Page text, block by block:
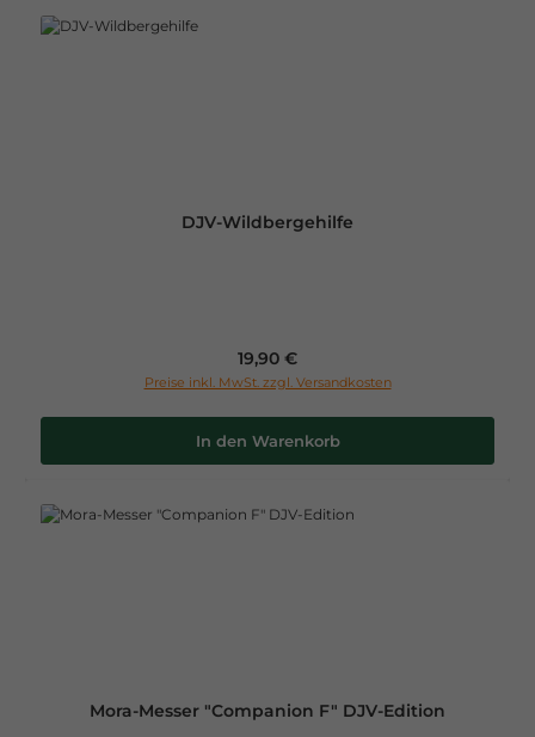
DJV-Wildbergehilfe
Regulärer Preis:
19,90 €
Preise inkl. MwSt. zzgl. Versandkosten
In den Warenkorb
Mora-Messer "Companion F" DJV-Edition